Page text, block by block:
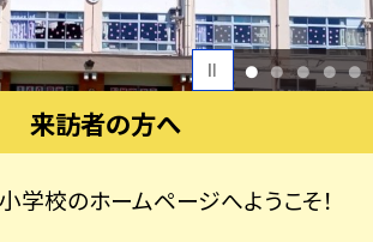
1 2 3 4 5
来訪者の方へ
学校のホームページへようこそ！